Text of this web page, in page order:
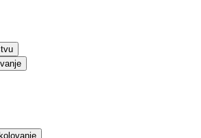
igračke i igre
garaže i staze